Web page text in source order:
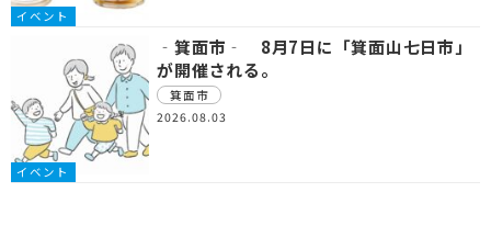
イベント
イベント
‐箕面市‐ 8月7日に「箕面山七日市」
が開催される。
箕面市
2026.08.03